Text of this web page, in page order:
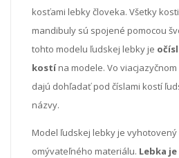
kosťami lebky človeka. Všetky
mandibuly sú spojené pomocou
tohto modelu ľudskej lebky je
kostína modele. Vo
dajú dohľadať pod číslami kostí
názvy.
Model ľudskej lebky je
omývateľného materiálu. Lebka